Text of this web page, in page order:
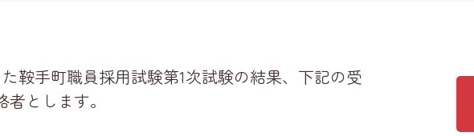
鞍手町職員採用試験第1次試験の結果、下記の受
とします。